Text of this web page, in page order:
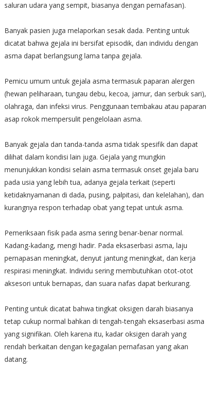
saluran udara yang sempit, biasanya dengan pernafasan).
Banyak pasien juga melaporkan sesak dada. Penting untuk
dicatat bahwa gejala ini bersifat episodik, dan individu dengan
asma dapat berlangsung lama tanpa gejala.
Pemicu umum untuk gejala asma termasuk paparan alergen
(hewan peliharaan, tungau debu, kecoa, jamur, dan serbuk sari),
olahraga, dan infeksi virus. Penggunaan tembakau atau paparan
asap rokok mempersulit pengelolaan asma.
Banyak gejala dan tanda-tanda asma tidak spesifik dan dapat
dilihat dalam kondisi lain juga. Gejala yang mungkin
menunjukkan kondisi selain asma termasuk onset gejala baru
pada usia yang lebih tua, adanya gejala terkait (seperti
ketidaknyamanan di dada, pusing, palpitasi, dan kelelahan), dan
kurangnya respon terhadap obat yang tepat untuk asma.
Pemeriksaan fisik pada asma sering benar-benar normal.
Kadang-kadang, mengi hadir. Pada eksaserbasi asma, laju
pernapasan meningkat, denyut jantung meningkat, dan kerja
respirasi meningkat. Individu sering membutuhkan otot-otot
aksesori untuk bernapas, dan suara nafas dapat berkurang.
Penting untuk dicatat bahwa tingkat oksigen darah biasanya
tetap cukup normal bahkan di tengah-tengah eksaserbasi asma
yang signifikan. Oleh karena itu, kadar oksigen darah yang
rendah berkaitan dengan kegagalan pernafasan yang akan
datang.